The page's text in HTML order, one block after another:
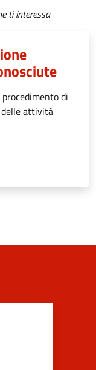
ti interessa
di
delle attività